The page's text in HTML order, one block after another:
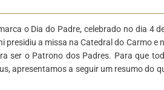
o Dia do Padre, celebrado no dia 4
presidiu a missa na Catedral do Carmo e
ser o Patrono dos Padres. Para que
apresentamos a seguir um resumo do